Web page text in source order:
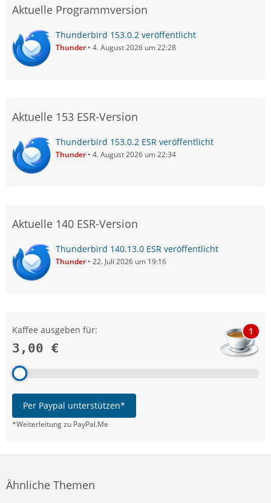
Aktuelle Programmversion
Thunderbird 153.0.2 veröffentlicht
Thunder 4. August 2026 um 22:28
Aktuelle 153 ESR-Version
Thunderbird 153.0.2 ESR veröffentlicht
Thunder 4. August 2026 um 22:34
Aktuelle 140 ESR-Version
Thunderbird 140.13.0 ESR veröffentlicht
Thunder 22. Juli 2026 um 19:16
Kaffee ausgeben für:
3,00 €
1
Per Paypal unterstützen*
*Weiterleitung zu PayPal.Me
Ähnliche Themen